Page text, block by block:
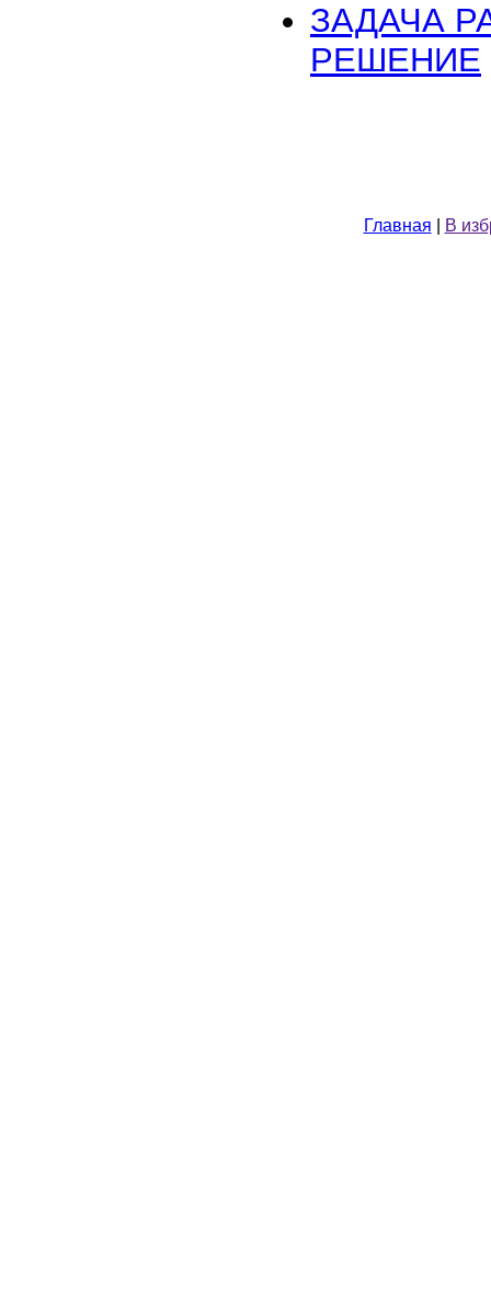
ЗАДАЧА
РЕШЕНИЕ
Главная В